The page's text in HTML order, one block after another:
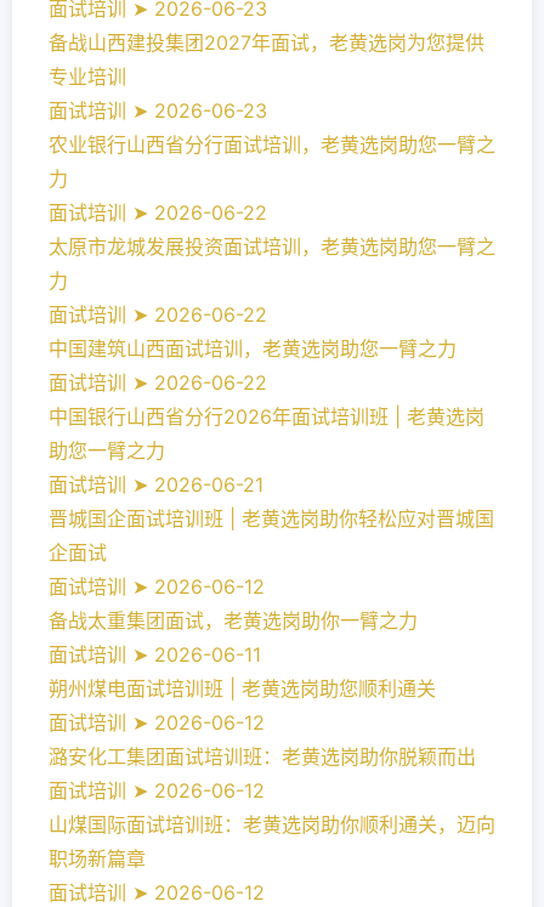
面试培训 ➤ 2026-06-23
备战山西建投集团2027年面试，老黄选岗为您提供
专业培训
面试培训 ➤ 2026-06-23
农业银行山西省分行面试培训，老黄选岗助您一臂之
力
面试培训 ➤ 2026-06-22
太原市龙城发展投资面试培训，老黄选岗助您一臂之
力
面试培训 ➤ 2026-06-22
中国建筑山西面试培训，老黄选岗助您一臂之力
面试培训 ➤ 2026-06-22
中国银行山西省分行2026年面试培训班 | 老黄选岗
助您一臂之力
面试培训 ➤ 2026-06-21
晋城国企面试培训班 | 老黄选岗助你轻松应对晋城国
企面试
面试培训 ➤ 2026-06-12
备战太重集团面试，老黄选岗助你一臂之力
面试培训 ➤ 2026-06-11
朔州煤电面试培训班 | 老黄选岗助您顺利通关
面试培训 ➤ 2026-06-12
潞安化工集团面试培训班：老黄选岗助你脱颖而出
面试培训 ➤ 2026-06-12
山煤国际面试培训班：老黄选岗助你顺利通关，迈向
职场新篇章
面试培训 ➤ 2026-06-12